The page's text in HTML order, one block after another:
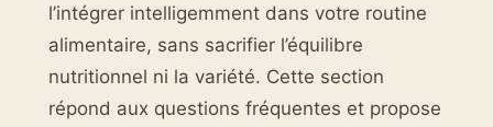
l’intégrer intelligemment dans votre routine
alimentaire, sans sacrifier l’équilibre
nutritionnel ni la variété. Cette section
répond aux questions fréquentes et propose